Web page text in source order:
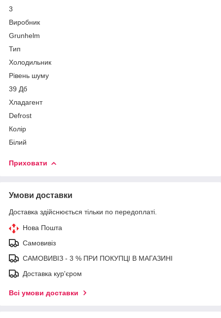
3
Виробник
Grunhelm
Тип
Холодильник
Рівень шуму
39 Дб
Хладагент
Defrost
Колір
Білий
Приховати
Умови доставки
Доставка здійснюється тільки по передоплаті.
Нова Пошта
Самовивіз
САМОВИВІЗ - 3 % ПРИ ПОКУПЦІ В МАГАЗИНІ
Доставка кур'єром
Всі умови доставки